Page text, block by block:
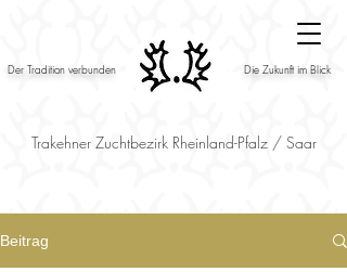
Der Tradition verbunden Die Zukunft im Blick
Trakehner Zuchtbezirk Rheinland-Pfalz / Saar
Beitrag